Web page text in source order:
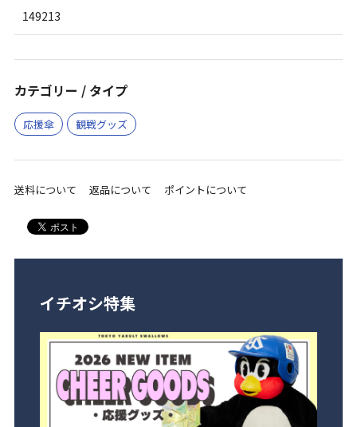
149213
カテゴリー / タイプ
応援傘 観戦グッズ
送料について 返品について ポイントについて
イチオシ特集